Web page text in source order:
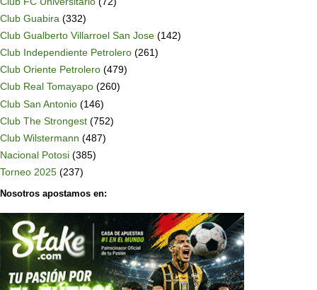
Club Guabira (332)
Club Gualberto Villarroel San Jose (142)
Club Independiente Petrolero (261)
Club Oriente Petrolero (479)
Club Real Tomayapo (260)
Club San Antonio (146)
Club The Strongest (752)
Club Wilstermann (487)
Nacional Potosi (385)
Torneo 2025 (237)
Nosotros apostamos en: